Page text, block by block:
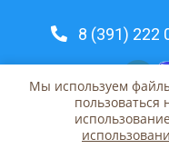
8 (391) 222
© 2026
Мы используем